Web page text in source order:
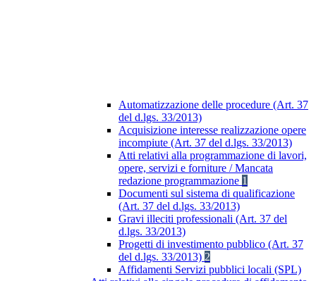
Automatizzazione delle procedure (Art. 37
del d.lgs. 33/2013)
Acquisizione interesse realizzazione opere
incompiute (Art. 37 del d.lgs. 33/2013)
Atti relativi alla programmazione di lavori,
opere, servizi e forniture / Mancata
redazione programmazione 1
Documenti sul sistema di qualificazione
(Art. 37 del d.lgs. 33/2013)
Gravi illeciti professionali (Art. 37 del
d.lgs. 33/2013)
Progetti di investimento pubblico (Art. 37
del d.lgs. 33/2013) 2
Affidamenti Servizi pubblici locali (SPL)